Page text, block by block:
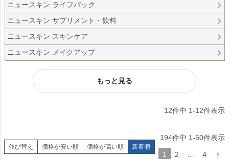
ニュースキン ライフパック
ニュースキン サプリメント・飲料
ニュースキン スキンケア
ニュースキン メイクアップ
もっと見る
12件中 1-12件表示
並び替え 価格が安い順 価格が高い順 新着順
194件中 1-50件表示
1 2 4